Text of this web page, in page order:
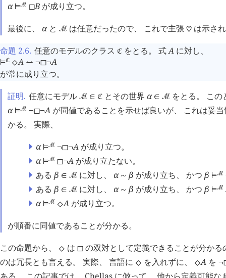
α ⊨󰒤 ◻Bが成り立つ。
最後に、 αと 󰒤 は任意だったので、 これで主張 ♡ は示さ
命題 2.6. 任意のモデルのクラス 󱁀 をとる。 式A に対し、
⊨󱁀 ⬦A ⥎ ¬◻¬A
が常に成り立つ。
証明. 任意にモデル 󰒤 ∈ 󱁀とその世界 α ∈ 󰒤 をとる。 こ
α ⊨󰒤 ¬◻¬Aが同値であることを示せば良いが、 これは妥
かる。 実際、
α ⊨󰒤 ¬◻¬Aが成り立つ。
α ⊨󰒤 ◻¬Aが成り立たない。
ある β ∈ 󰒤 に対し、 α ∼ β が成り立ち、 かつ β ⊨󰒤
ある β ∈ 󰒤 に対し、 α ∼ β が成り立ち、 かつ β ⊨󰒤
α ⊨󰒤 ⬦Aが成り立つ。
が順番に同値であることが分かる。
この命題から、
⬦ は ◻ の双対として定義できることが分か
のは冗長とも言える。 実際、 言語に ⬦ を入れずに、 ⬦A を ¬